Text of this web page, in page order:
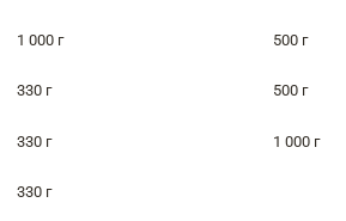
1 000 г 500 г
330 г 500 г
330 г 1 000 г
330 г